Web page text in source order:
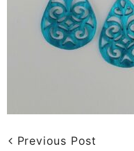
Previous Post